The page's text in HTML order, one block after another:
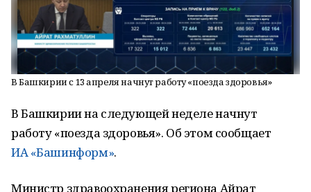
В Башкирии с 13 апреля начнут работу «поезда здоровья»
В Башкирии на следующей неделе начнут
работу «поезда здоровья». Об этом сообщает
ИА «Башинформ».
Министр здравоохранения региона Айрат